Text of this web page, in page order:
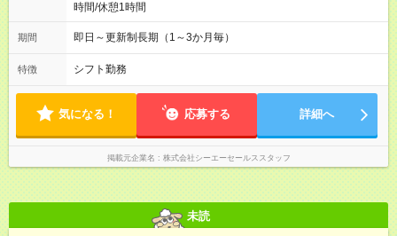
時間/休憩1時間
期間 即日～更新制長期（1～3か月毎）
特徴 シフト勤務
気になる！ 応募する 詳細へ
掲載元企業名 株式会社シーエーセールススタッフ
未読